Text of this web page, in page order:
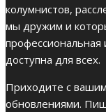
колумнистов,
мы дружим и
профессиональная
доступна для всех.
Приходите с
обновлениями.